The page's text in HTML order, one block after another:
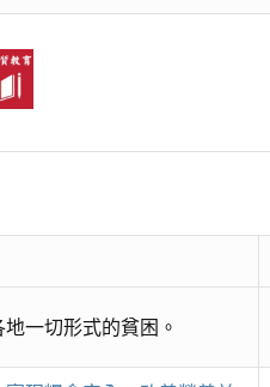
一切形式的貧困。